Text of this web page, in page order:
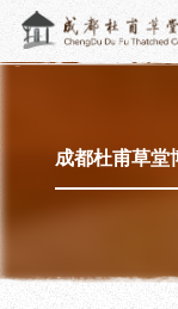
活动
成都杜甫草堂